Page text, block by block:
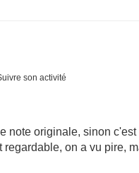
son activité
note originale, sinon
on a vu pire,